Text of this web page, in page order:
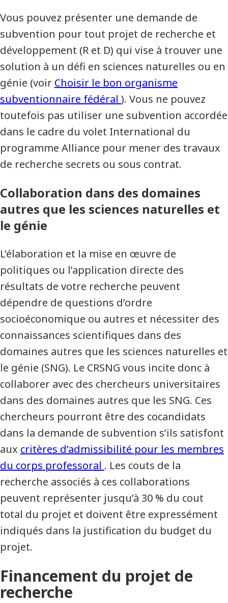
Vous pouvez présenter une demande de
subvention pour tout projet de recherche et
développement (R et D) qui vise à trouver une
solution à un défi en sciences naturelles ou en
génie (voir Choisir le bon organisme
subventionnaire fédéral ). Vous ne pouvez
toutefois pas utiliser une subvention accordée
dans le cadre du volet International du
programme Alliance pour mener des travaux
de recherche secrets ou sous contrat.
Collaboration dans des domaines
autres que les sciences naturelles et
le génie
L’élaboration et la mise en œuvre de
politiques ou l’application directe des
résultats de votre recherche peuvent
dépendre de questions d’ordre
socioéconomique ou autres et nécessiter des
connaissances scientifiques dans des
domaines autres que les sciences naturelles et
le génie (SNG). Le CRSNG vous incite donc à
collaborer avec des chercheurs universitaires
dans des domaines autres que les SNG. Ces
chercheurs pourront être des cocandidats
dans la demande de subvention s’ils satisfont
aux critères d’admissibilité pour les membres
du corps professoral . Les couts de la
recherche associés à ces collaborations
peuvent représenter jusqu’à 30 % du cout
total du projet et doivent être expressément
indiqués dans la justification du budget du
projet.
Financement du projet de
recherche